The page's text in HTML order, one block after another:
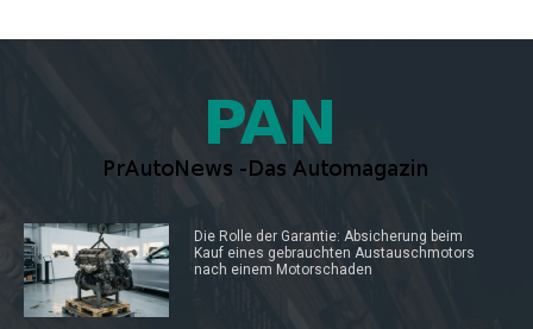
Die Rolle der Garantie: Absicherung beim
Kauf eines gebrauchten Austauschmotors
nach einem Motorschaden